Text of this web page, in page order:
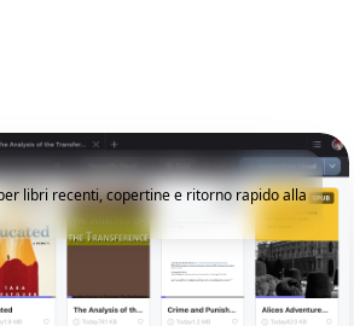
libri recenti, copertine e ritorno rapido alla